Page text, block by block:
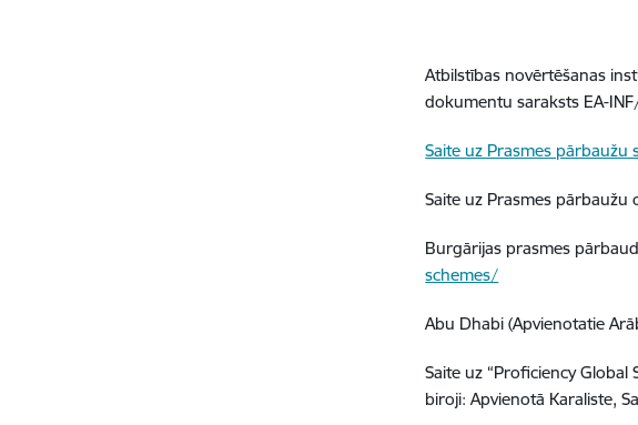
Atbilstības novērtēšanas
dokumentu saraksts EA-
Saite uz Prasmes pārbaužu
Saite uz Prasmes
Burgārijas prasmes
schemes/
Abu Dhabi (Apvienotatie
Saite uz “Proficiency
biroji: Apvienotā Karaliste,